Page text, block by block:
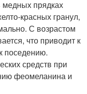
медных прядках
красных гранул,
С возрастом
что приводит к
поседению.
средств при
феомеланина и